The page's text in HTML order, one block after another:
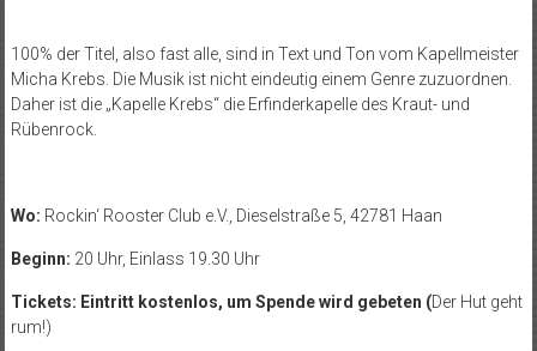
100% der Titel, also fast alle, sind in Text und Ton vom Kapellmeister
Micha Krebs. Die Musik ist nicht eindeutig einem Genre zuzuordnen.
Daher ist die „Kapelle Krebs“ die Erfinderkapelle des Kraut- und
Rübenrock.
Wo: Rockin‘ Rooster Club e.V., Dieselstraße 5, 42781 Haan
Beginn: 20 Uhr, Einlass 19.30 Uhr
Tickets: Eintritt kostenlos, um Spende wird gebeten (Der Hut geht
rum!)